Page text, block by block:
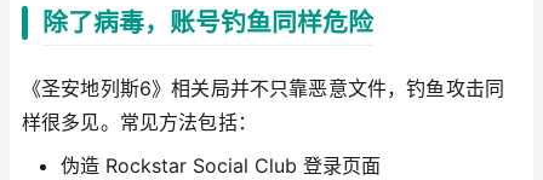
除了病毒，账号钓鱼同样危险
《圣安地列斯6》相关局并不只靠恶意文件，钓鱼攻击同
样很多见。常见方法包括：
伪造 Rockstar Social Club 登录页面